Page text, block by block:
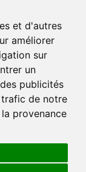
et d'autres
améliorer
sur
un
publicités
de notre
provenance
des milliers de
le retrait
pratique,
de votre